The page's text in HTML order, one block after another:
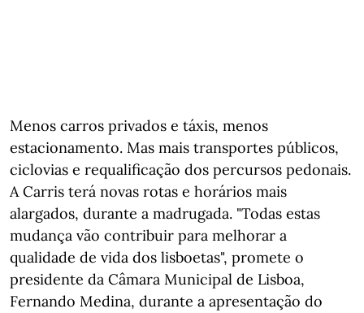
Menos carros privados e táxis, menos
estacionamento. Mas mais transportes públicos,
ciclovias e requalificação dos percursos pedonais.
A Carris terá novas rotas e horários mais
alargados, durante a madrugada. "Todas estas
mudança vão contribuir para melhorar a
qualidade de vida dos lisboetas", promete o
presidente da Câmara Municipal de Lisboa,
Fernando Medina, durante a apresentação do